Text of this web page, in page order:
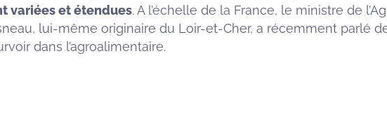
variées et étendues. A l’échelle de la France, le ministre de
lui-même originaire du Loir-et-Cher, a récemment parlé
dans l’agroalimentaire.